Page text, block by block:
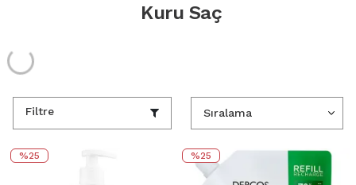
Kuru Saç
Filtre
%25 %25